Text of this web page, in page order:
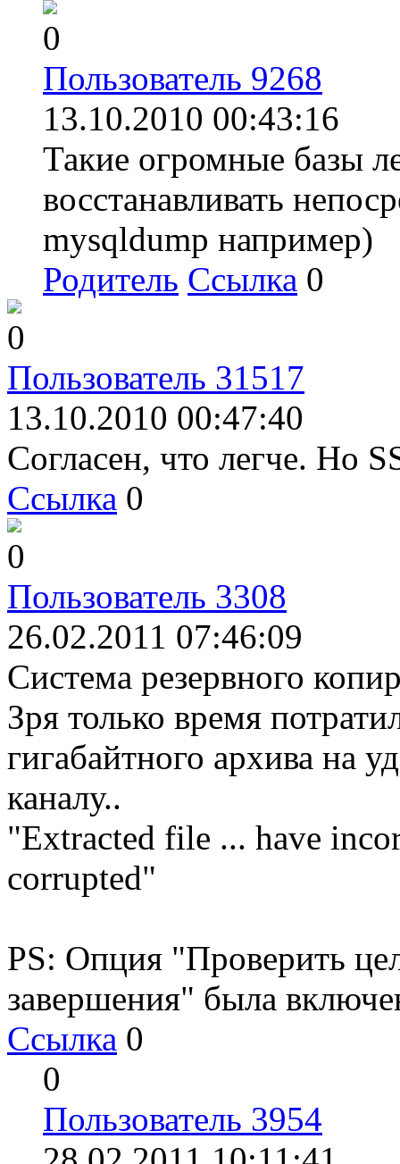
0
Пользователь 9268
13.10.2010 00:43:16
Такие огромные базы
восстанавливать
mysqldump например)
Родитель Ссылка 0
0
Пользователь 31517
13.10.2010 00:47:40
Согласен, что легче. Но
Ссылка 0
0
Пользователь 3308
26.02.2011 07:46:09
Система резервного
Зря только время
гигабайтного архива на
каналу..
"Extracted file ... have
corrupted"
PS: Опция "Проверить
завершения" была
Ссылка 0
0
Пользователь 3954